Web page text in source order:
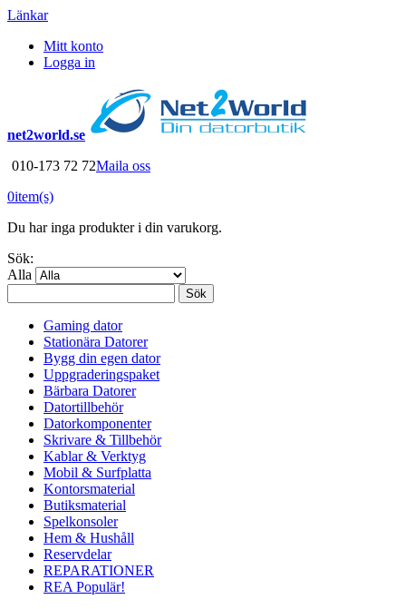
Länkar
Mitt konto
Logga in
net2world.se
010-173 72 72Maila oss
0item(s)
Du har inga produkter i din varukorg.
Sök:
Alla
Sök
Gaming dator
Stationära Datorer
Bygg din egen dator
Uppgraderingspaket
Bärbara Datorer
Datortillbehör
Datorkomponenter
Skrivare & Tillbehör
Kablar & Verktyg
Mobil & Surfplatta
Kontorsmaterial
Butiksmaterial
Spelkonsoler
Hem & Hushåll
Reservdelar
REPARATIONER
REA Populär!